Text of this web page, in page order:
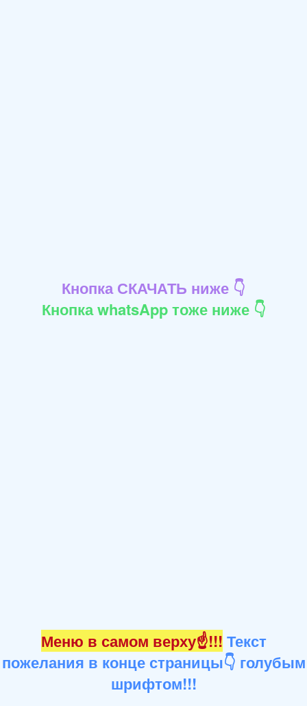
Кнопка СКАЧАТЬ ниже 👇
Кнопка whatsApp тоже ниже 👇
Меню в самом верху☝!!! Текст
пожелания в конце страницы👇 голубым
шрифтом!!!